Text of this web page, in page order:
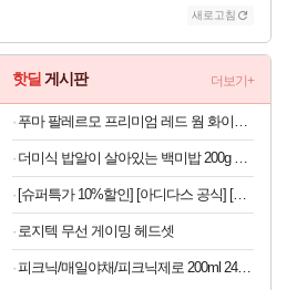
새로고침
핫딜 게시판 더보기+
푸마 팔레르모 프리미엄 레드 웜 화이트 여자 운동화 401744-03
더미식 밥알이 살아있는 백미밥 200g 24개 외 잡곡밥류,덮밥소스7종 외
[슈퍼특가 10%할인] [아디다스 공식] [슈퍼특가]우븐 쇼츠 JX3080
로지텍 무선 게이밍 헤드셋
피크닉/매일야채/피크닉제로 200ml 24팩/48팩 택1